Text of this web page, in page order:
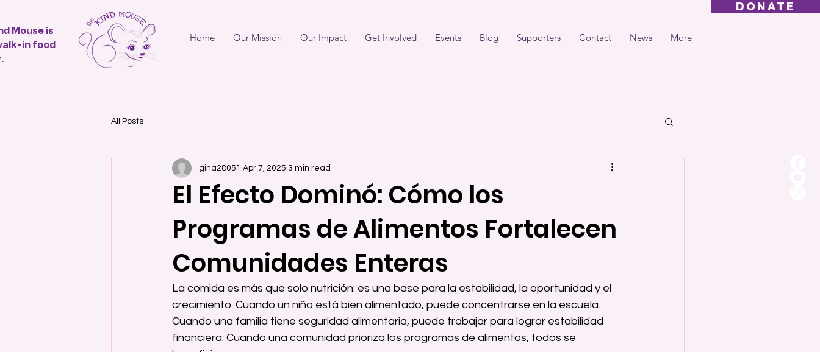
DONATE
Mouse is
in food
Home Our Mission Our Impact Get Involved Events Blog Supporters Contact News More
All Posts
El Efecto Dominó: Cómo los
Programas de Alimentos Fortalecen
Comunidades Enteras
gina28051 Apr 7, 2025 3 min read
La comida es más que solo nutrición: es una base para la estabilidad, la oportunidad y el
crecimiento. Cuando un niño está bien alimentado, puede concentrarse en la escuela.
Cuando una familia tiene seguridad alimentaria, puede trabajar para lograr estabilidad
financiera. Cuando una comunidad prioriza los programas de alimentos, todos se